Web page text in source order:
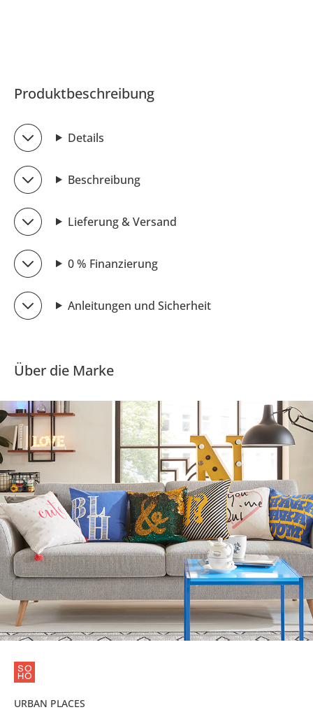
Produktbeschreibung
Details
Beschreibung
Lieferung & Versand
0 % Finanzierung
Anleitungen und Sicherheit
Über die Marke
URBAN PLACES